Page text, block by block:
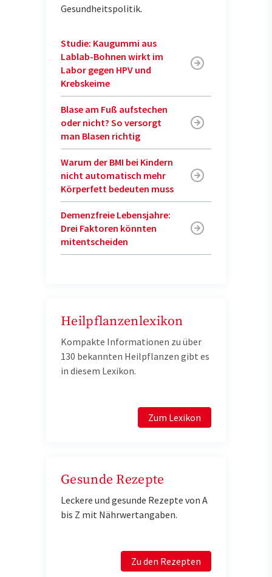
Gesundheitspolitik.
Studie: Kaugummi aus
Lablab-Bohnen wirkt im
Labor gegen HPV und
Krebskeime
Blase am Fuß aufstechen
oder nicht? So versorgt
man Blasen richtig
Warum der BMI bei Kindern
nicht automatisch mehr
Körperfett bedeuten muss
Demenzfreie Lebensjahre:
Drei Faktoren könnten
mitentscheiden
Heilpflanzenlexikon
Kompakte Informationen zu über
130 bekannten Heilpflanzen gibt es
in diesem Lexikon.
Zum Lexikon
Gesunde Rezepte
Leckere und gesunde Rezepte von A
bis Z mit Nährwertangaben.
Zu den Rezepten